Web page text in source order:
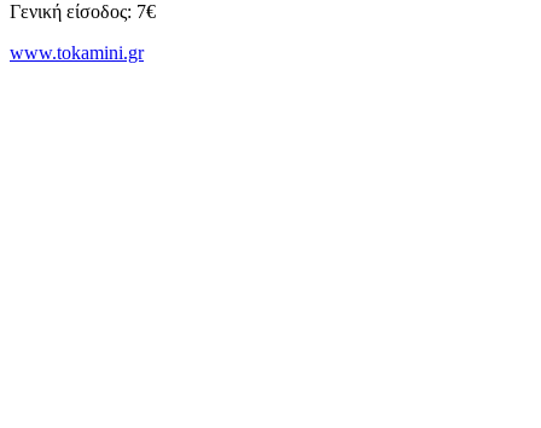
Γενική είσοδος: 7€
www.tokamini.gr